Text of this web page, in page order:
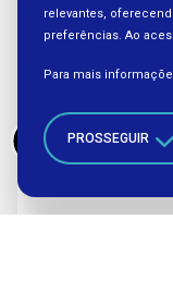
Profissional
Diversidade
trabalho
relevantes,
preferências. Ao
Para mais
PROSSEGUIR